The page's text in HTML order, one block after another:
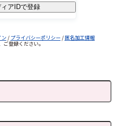
アIDで登録
ン / プライバシーポリシー /匿名加工情報
ご登録ください。